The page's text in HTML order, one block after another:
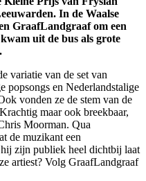
In de Waalse
GraafLandgraaf om een
uit de bus als grote
variatie van de set van
popsongs en Nederlandstalige
vonden ze de stem van de
maar ook breekbaar,
Moorman. Qua
de muzikant een
zijn publiek heel dichtbij laat
artiest? Volg GraafLandgraaf